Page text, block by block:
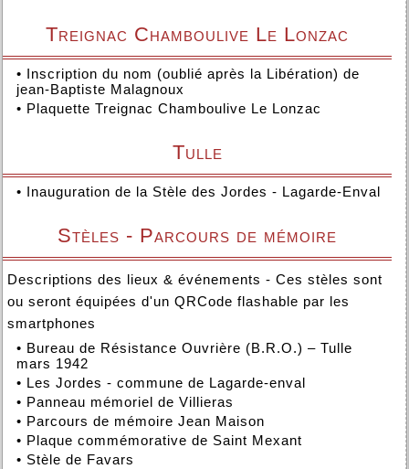
Treignac Chamboulive Le Lonzac
• Inscription du nom (oublié après la Libération) de
jean-Baptiste Malagnoux
• Plaquette Treignac Chamboulive Le Lonzac
Tulle
• Inauguration de la Stèle des Jordes - Lagarde-Enval
Stèles - Parcours de mémoire
Descriptions des lieux & événements - Ces stèles sont
ou seront équipées d'un QRCode flashable par les
smartphones
• Bureau de Résistance Ouvrière (B.R.O.) – Tulle
mars 1942
• Les Jordes - commune de Lagarde-enval
• Panneau mémoriel de Villieras
• Parcours de mémoire Jean Maison
• Plaque commémorative de Saint Mexant
• Stèle de Favars